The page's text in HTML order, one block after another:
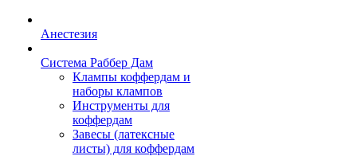
Анестезия
Система Раббер Дам
Клампы коффердам и
наборы клампов
Инструменты для
коффердам
Завесы (латексные
листы) для коффердам